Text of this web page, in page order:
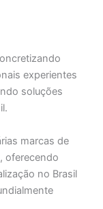
experientes
soluções
marcas de
oferecendo
no Brasil